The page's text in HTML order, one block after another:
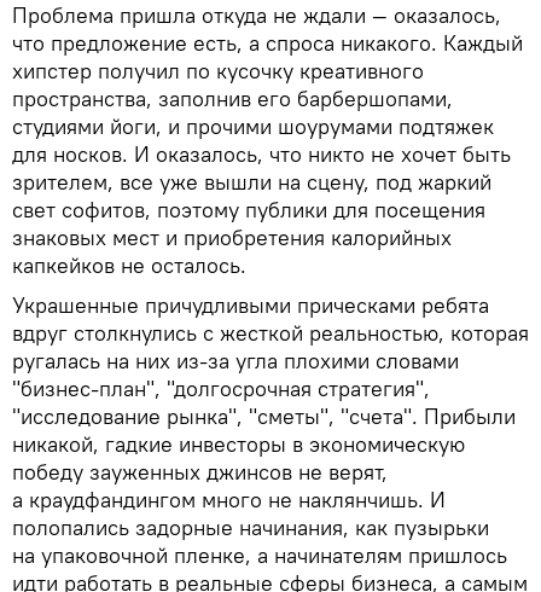
Проблема пришла откуда не ждали — оказалось,
что предложение есть, а спроса никакого. Каждый
хипстер получил по кусочку креативного
пространства, заполнив его барбершопами,
студиями йоги, и прочими шоурумами подтяжек
для носков. И оказалось, что никто не хочет быть
зрителем, все уже вышли на сцену, под жаркий
свет софитов, поэтому публики для посещения
знаковых мест и приобретения калорийных
капкейков не осталось.
Украшенные причудливыми прическами ребята
вдруг столкнулись с жесткой реальностью, которая
ругалась на них из-за угла плохими словами
"бизнес-план", "долгосрочная стратегия",
"исследование рынка", "сметы", "счета". Прибыли
никакой, гадкие инвесторы в экономическую
победу зауженных джинсов не верят,
а краудфандингом много не наклянчишь. И
полопались задорные начинания, как пузырьки
на упаковочной пленке, а начинателям пришлось
идти работать в реальные сферы бизнеса, а самым